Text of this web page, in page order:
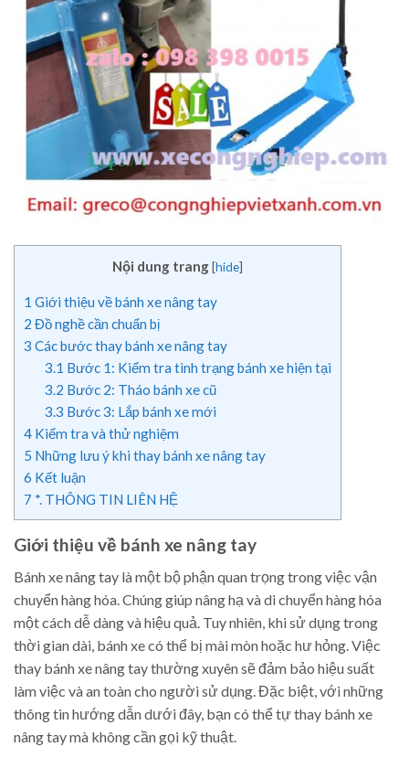
Nội dung trang[hide]
1 Giới thiệu về bánh xe nâng tay
2 Đồ nghề cần chuẩn bị
3 Các bước thay bánh xe nâng tay
3.1 Bước 1: Kiểm tra tình trạng bánh xe hiện tại
3.2 Bước 2: Tháo bánh xe cũ
3.3 Bước 3: Lắp bánh xe mới
4 Kiểm tra và thử nghiệm
5 Những lưu ý khi thay bánh xe nâng tay
6 Kết luận
7 *. THÔNG TIN LIÊN HỆ
Giới thiệu về bánh xe nâng tay
Bánh xe nâng tay là một bộ phận quan trọng trong việc vận
chuyển hàng hóa. Chúng giúp nâng hạ và di chuyển hàng hóa
một cách dễ dàng và hiệu quả. Tuy nhiên, khi sử dụng trong
thời gian dài, bánh xe có thể bị mài mòn hoặc hư hỏng. Việc
thay bánh xe nâng tay thường xuyên sẽ đảm bảo hiệu suất
làm việc và an toàn cho người sử dụng. Đặc biệt, với những
thông tin hướng dẫn dưới đây, bạn có thể tự thay bánh xe
nâng tay mà không cần gọi kỹ thuật.